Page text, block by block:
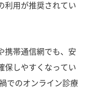
利用が推奨されてい
携帯通信網でも、安
保しやすくなってい
でのオンライン診療